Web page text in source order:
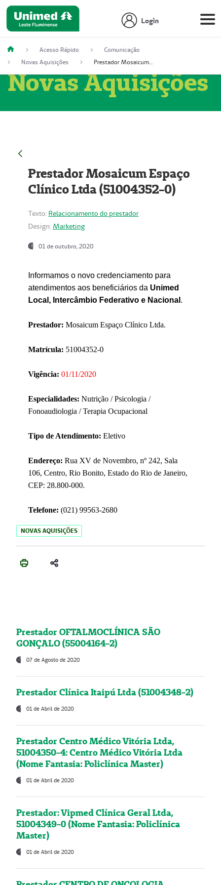
Login
Acesso Rápido
Comunicação
Novas Aquisições
Prestador Mosaicum Espaço Clínico Ltda (51004352-0)
Novas Aquisições
Prestador Mosaicum Espaço
Clínico Ltda (51004352-0)
Texto: Relacionamento do prestador
Design: Marketing
01 de outubro, 2020
Informamos o novo credenciamento para
atendimentos aos beneficiários da Unimed
Local, Intercâmbio Federativo e Nacional .
Prestador: Mosaicum Espaço Clínico Ltda.
Matrícula: 51004352-0
Vigência: 01/11/2020
Especialidades: Nutrição / Psicologia /
Fonoaudiologia / Terapia Ocupacional
Tipo de Atendimento: Eletivo
Endereço: Rua XV de Novembro, nº 242, Sala
106, Centro, Rio Bonito, Estado do Rio de Janeiro,
CEP: 28.800-000.
Telefone: (021) 99563-2680
NOVAS AQUISIÇÕES
Prestador OFTALMOCLÍNICA SÃO
GONÇALO (55004164-2)
07 de Agosto de 2020
Prestador Clínica Itaipú Ltda (51004348-2)
01 de Abril de 2020
Prestador Centro Médico Vitória Ltda,
51004350-4: Centro Médico Vitória Ltda
(Nome Fantasia: Policlínica Master)
01 de Abril de 2020
Prestador: Vipmed Clínica Geral Ltda,
51004349-0 (Nome Fantasia: Policlínica
Master)
01 de Abril de 2020